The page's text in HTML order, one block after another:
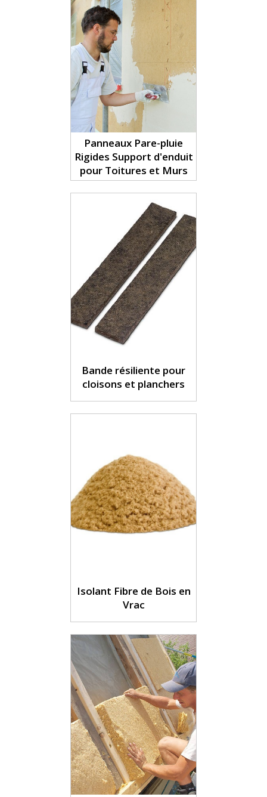
Panneaux Pare-pluie
Rigides Support d'enduit
pour Toitures et Murs
Bande résiliente pour
cloisons et planchers
Isolant Fibre de Bois en
Vrac